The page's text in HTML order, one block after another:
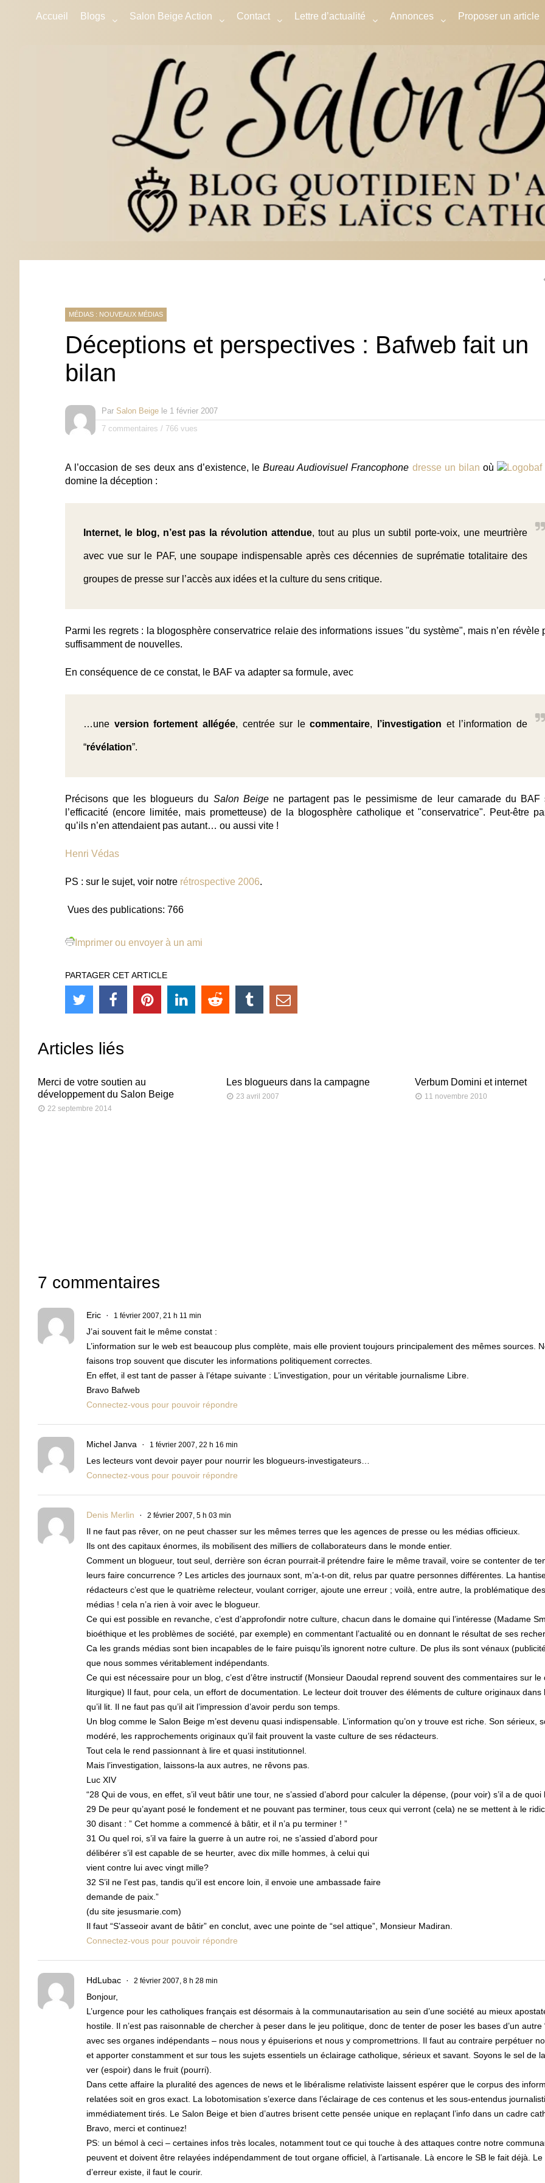
Accueil Blogs Salon Beige Action Contact Lettre d’actualité Annonces Proposer un article
MÉDIAS : NOUVEAUX MÉDIAS
Déceptions et perspectives : Bafweb fait un
bilan
Par Salon Beige le 1 février 2007
7 commentaires / 766 vues
A l’occasion de ses deux ans d’existence, le Bureau Audiovisuel Francophone dresse un bilan où
domine la déception :
Internet, le blog, n’est pas la révolution attendue, tout au plus un subtil porte-voix, une meurtrière
avec vue sur le PAF, une soupape indispensable après ces décennies de suprématie totalitaire des
groupes de presse sur l’accès aux idées et la culture du sens critique.
Parmi les regrets : la blogosphère conservatrice relaie des informations issues "du système", mais n’en révèle
suffisamment de nouvelles.
En conséquence de ce constat, le BAF va adapter sa formule, avec
…une version fortement allégée, centrée sur lecommentaire, l’investigation et l’information de
“révélation”.
Précisons que les blogueurs du Salon Beige ne partagent pas le pessimisme de leur camarade du BAF
l’efficacité (encore limitée, mais prometteuse) de la blogosphère catholique et "conservatrice". Peut-être
qu’ils n’en attendaient pas autant… ou aussi vite !
Henri Védas
PS : sur le sujet, voir notre rétrospective 2006.
Vues des publications: 766
Imprimer ou envoyer à un ami
PARTAGER CET ARTICLE
Articles liés
Merci de votre soutien au
développement du Salon Beige
22 septembre 2014
Les blogueurs dans la campagne
23 avril 2007
Verbum Domini et internet
11 novembre 2010
7 commentaires
Eric 1 février 2007, 21 h 11 min
J’ai souvent fait le même constat :
L’information sur le web est beaucoup plus complète, mais elle provient toujours principalement des mêmes sources.
faisons trop souvent que discuter les informations politiquement correctes.
En effet, il est tant de passer à l’étape suivante : L’investigation, pour un véritable journalisme Libre.
Bravo Bafweb
Connectez-vous pour pouvoir répondre
Michel Janva 1 février 2007, 22 h 16 min
Les lecteurs vont devoir payer pour nourrir les blogueurs-investigateurs…
Connectez-vous pour pouvoir répondre
Denis Merlin 2 février 2007, 5 h 03 min
Il ne faut pas rêver, on ne peut chasser sur les mêmes terres que les agences de presse ou les médias officieux.
Ils ont des capitaux énormes, ils mobilisent des milliers de collaborateurs dans le monde entier.
Comment un blogueur, tout seul, derrière son écran pourrait-il prétendre faire le même travail, voire se contenter de
leurs faire concurrence ? Les articles des journaux sont, m’a-t-on dit, relus par quatre personnes différentes. La
rédacteurs c’est que le quatrième relecteur, voulant corriger, ajoute une erreur ; voilà, entre autre, la problématique
médias ! cela n’a rien à voir avec le blogueur.
Ce qui est possible en revanche, c’est d’approfondir notre culture, chacun dans le domaine qui l’intéresse (Madame
bioéthique et les problèmes de société, par exemple) en commentant l’actualité ou en donnant le résultat de ses
Ca les grands médias sont bien incapables de le faire puisqu’ils ignorent notre culture. De plus ils sont vénaux
que nous sommes véritablement indépendants.
Ce qui est nécessaire pour un blog, c’est d’être instructif (Monsieur Daoudal reprend souvent des commentaires sur le
liturgique) Il faut, pour cela, un effort de documentation. Le lecteur doit trouver des éléments de culture originaux dans
qu’il lit. Il ne faut pas qu’il ait l’impression d’avoir perdu son temps.
Un blog comme le Salon Beige m’est devenu quasi indispensable. L’information qu’on y trouve est riche. Son sérieux,
modéré, les rapprochements originaux qu’il fait prouvent la vaste culture de ses rédacteurs.
Tout cela le rend passionnant à lire et quasi institutionnel.
Mais l’investigation, laissons-la aux autres, ne rêvons pas.
Luc XIV
“28 Qui de vous, en effet, s’il veut bâtir une tour, ne s’assied d’abord pour calculer la dépense, (pour voir) s’il a de quoi
29 De peur qu’ayant posé le fondement et ne pouvant pas terminer, tous ceux qui verront (cela) ne se mettent à le
30 disant : ” Cet homme a commencé à bâtir, et il n’a pu terminer ! ”
31 Ou quel roi, s’il va faire la guerre à un autre roi, ne s’assied d’abord pour
délibérer s’il est capable de se heurter, avec dix mille hommes, à celui qui
vient contre lui avec vingt mille?
32 S’il ne l’est pas, tandis qu’il est encore loin, il envoie une ambassade faire
demande de paix.”
(du site jesusmarie.com)
Il faut “S’asseoir avant de bâtir” en conclut, avec une pointe de “sel attique”, Monsieur Madiran.
Connectez-vous pour pouvoir répondre
HdLubac 2 février 2007, 8 h 28 min
Bonjour,
L’urgence pour les catholiques français est désormais à la communautarisation au sein d’une société au mieux
hostile. Il n’est pas raisonnable de chercher à peser dans le jeu politique, donc de tenter de poser les bases d’un autre
avec ses organes indépendants – nous nous y épuiserions et nous y compromettrions. Il faut au contraire perpétuer
et apporter constamment et sur tous les sujets essentiels un éclairage catholique, sérieux et savant. Soyons le sel de
ver (espoir) dans le fruit (pourri).
Dans cette affaire la pluralité des agences de news et le libéralisme relativiste laissent espérer que le corpus des
relatées soit en gros exact. La lobotomisation s’exerce dans l’éclairage de ces contenus et les sous-entendus
immédiatement tirés. Le Salon Beige et bien d’autres brisent cette pensée unique en replaçant l’info dans un cadre
Bravo, merci et continuez!
PS: un bémol à ceci – certaines infos très locales, notamment tout ce qui touche à des attaques contre notre
peuvent et doivent être relayées indépendamment de tout organe officiel, à l’artisanale. Là encore le SB le fait déjà. Le
d’erreur existe, il faut le courir.